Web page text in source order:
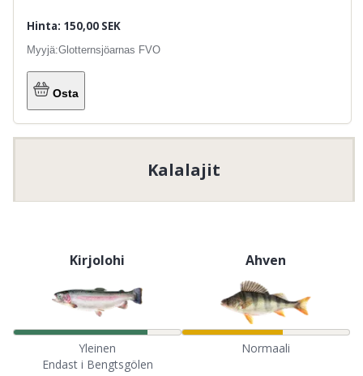
Hinta: 150,00 SEK
Myyjä:Glotternsjöarnas FVO
Osta
Kalalajit
Kirjolohi
Yleinen
Endast i Bengtsgölen
Ahven
Normaali